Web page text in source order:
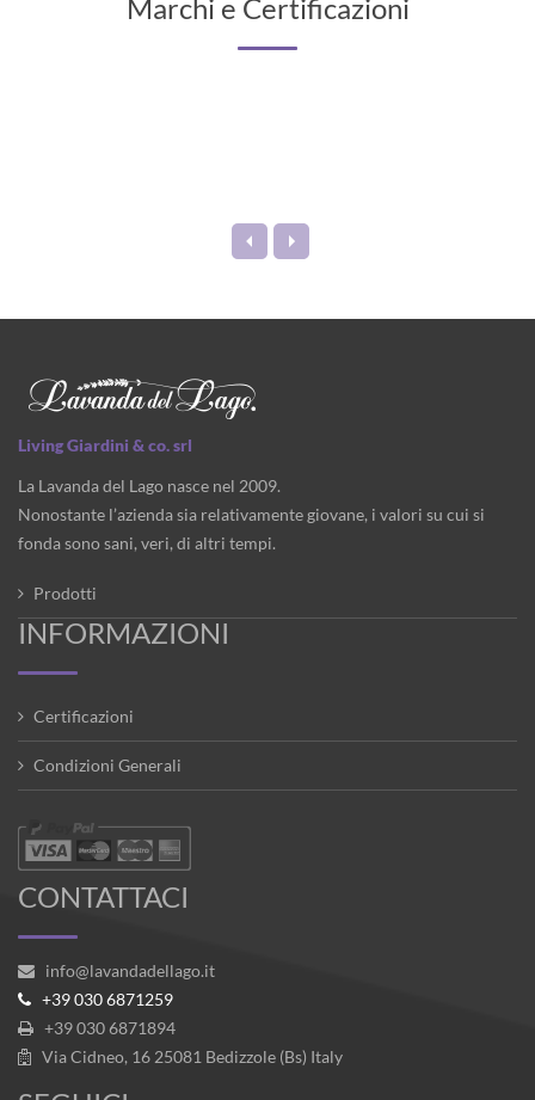
Marchi e Certificazioni
Living Giardini & co. srl
La Lavanda del Lago nasce nel 2009.
Nonostante l’azienda sia relativamente giovane, i valori su cui si
fonda sono sani, veri, di altri tempi.
Prodotti
INFORMAZIONI
Certificazioni
Condizioni Generali
CONTATTACI
info@lavandadellago.it
+39 030 6871259
+39 030 6871894
Via Cidneo, 16 25081 Bedizzole (Bs) Italy